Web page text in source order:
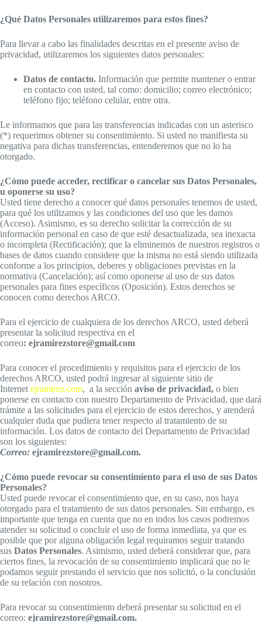
¿Qué Datos Personales utilizaremos para estos fines?
Para llevar a cabo las finalidades descritas en el presente aviso de
privacidad, utilizaremos los siguientes datos personales:
Datos de contacto. Información que permite mantener o entrar
en contacto con usted, tal como: domicilio; correo electrónico;
teléfono fijo; teléfono celular, entre otra.
Le informamos que para las transferencias indicadas con un asterisco
(*) requerimos obtener su consentimiento. Si usted no manifiesta su
negativa para dichas transferencias, entenderemos que no lo ha
otorgado.
¿Cómo puede acceder, rectificar o cancelar sus Datos Personales,
u oponerse su uso?
Usted tiene derecho a conocer qué datos personales tenemos de usted,
para qué los utilizamos y las condiciones del uso que les damos
(Acceso). Asimismo, es su derecho solicitar la corrección de su
información personal en caso de que esté desactualizada, sea inexacta
o incompleta (Rectificación); que la eliminemos de nuestros registros o
bases de datos cuando considere que la misma no está siendo utilizada
conforme a los principios, deberes y obligaciones previstas en la
normativa (Cancelación); así como oponerse al uso de sus datos
personales para fines específicos (Oposición). Estos derechos se
conocen como derechos ARCO.
Para el ejercicio de cualquiera de los derechos ARCO, usted deberá
presentar la solicitud respectiva en el
correo: ejramirezstore@gmail.com
Para conocer el procedimiento y requisitos para el ejercicio de los
derechos ARCO, usted podrá ingresar al siguiente sitio de
Internet ejramirez.com, a la sección aviso de privacidad, o bien
ponerse en contacto con nuestro Departamento de Privacidad, que dará
trámite a las solicitudes para el ejercicio de estos derechos, y atenderá
cualquier duda que pudiera tener respecto al tratamiento de su
información. Los datos de contacto del Departamento de Privacidad
son los siguientes:
Correo: ejramirezstore@gmail.com.
¿Cómo puede revocar su consentimiento para el uso de sus Datos
Personales?
Usted puede revocar el consentimiento que, en su caso, nos haya
otorgado para el tratamiento de sus datos personales. Sin embargo, es
importante que tenga en cuenta que no en todos los casos podremos
atender su solicitud o concluir el uso de forma inmediata, ya que es
posible que por alguna obligación legal requiramos seguir tratando
sus Datos Personales. Asimismo, usted deberá considerar que, para
ciertos fines, la revocación de su consentimiento implicará que no le
podamos seguir prestando el servicio que nos solicitó, o la conclusión
de su relación con nosotros.
Para revocar su consentimiento deberá presentar su solicitud en el
correo: ejramirezstore@gmail.com.